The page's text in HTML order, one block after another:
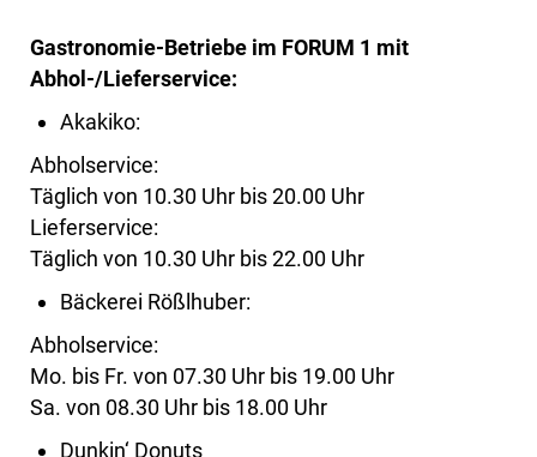
Gastronomie-Betriebe im FORUM 1 mit
Abhol-/Lieferservice:
Akakiko:
Abholservice:
Täglich von 10.30 Uhr bis 20.00 Uhr
Lieferservice:
Täglich von 10.30 Uhr bis 22.00 Uhr
Bäckerei Rößlhuber:
Abholservice:
Mo. bis Fr. von 07.30 Uhr bis 19.00 Uhr
Sa. von 08.30 Uhr bis 18.00 Uhr
Dunkin‘ Donuts